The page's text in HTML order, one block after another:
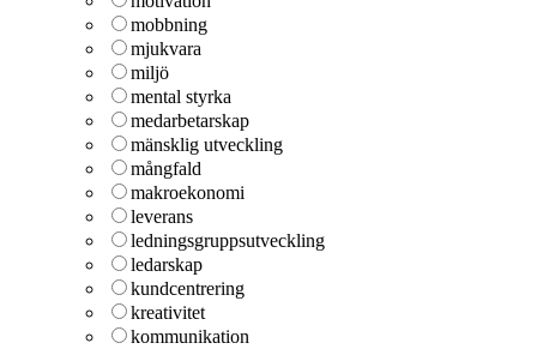
mobbning
mjukvara
miljö
mental styrka
medarbetarskap
mänsklig utveckling
mångfald
makroekonomi
leverans
ledningsgruppsutveckling
ledarskap
kundcentrering
kreativitet
kommunikation